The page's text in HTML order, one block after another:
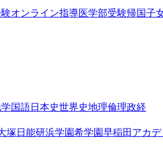
オンライン指導医学部受験帰国子
国語日本史世界史地理倫理政経
塚 日能研浜学園希学園早稲田アカ